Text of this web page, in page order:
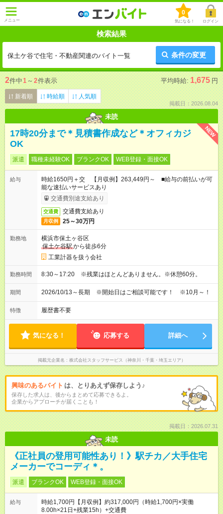
メニュー
0
気になる！ ログイン
検索結果
保土ケ谷で住宅・不動産関連のバイト一覧 条件の変更
2件中1 ～ 2件表示 平均時給: 1,675 円
新着順 時給順 人気順
掲載日：2026.08.04
未読
NEW
17時20分まで＊見積書作成など＊オフィカジ
OK
派遣 職種未経験OK ブランクOK WEB登録・面接OK
給与
時給1650円＋交 【月収例】263,449円～ ■給与の前払いが可
能な速払いサービスあり
交通費別途支給あり
交通費 交通費支給あり
月収例 25～30万円
勤務地
横浜市保土ヶ谷区
保土ケ谷駅から徒歩6分
工業計器を扱う会社
勤務時間 8:30～17:20 ※残業はほとんどありません。※休憩60分。
期間 2026/10/13～長期 ※開始日はご相談可能です！ ※10月～！
特徴 履歴書不要
気になる！ 応募する 詳細へ
掲載元企業名 株式会社スタッフサービス（神奈川・千葉・埼玉エリア）
興味のあるバイト は、とりあえず保存しよう♪
保存した求人は、後からまとめて応募できるよ。
企業からアプローチが届くことも！
掲載日：2026.07.31
未読
《正社員の登用可能性あり！》駅チカ／大手住宅
メーカーでコーディ＊。
派遣 ブランクOK WEB登録・面接OK
給与
時給1,700円【月収例】約317,000円（時給1,700円×実働
8.00h×21日+残業15h）+交通費